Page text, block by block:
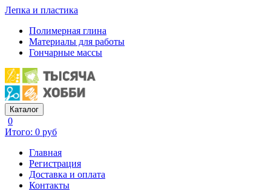
Лепка и пластика
Полимерная глина
Материалы для работы
Гончарные массы
Каталог
0
Итого: 0 руб
Главная
Регистрация
Доставка и оплата
Контакты